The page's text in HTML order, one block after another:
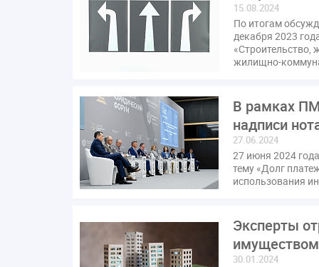
15.08.2024
По итогам
декабря 2023
«Строительство,
жилищно-
В рамках
надписи
27.06.2024
27 июня 2024
тему «Долг
использования
Эксперты
30.01.2024